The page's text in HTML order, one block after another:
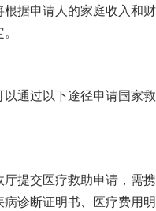
据申请人的家庭收入和财
通过以下途径申请国家救
提交医疗救助申请，需携
诊断证明书、医疗费用明